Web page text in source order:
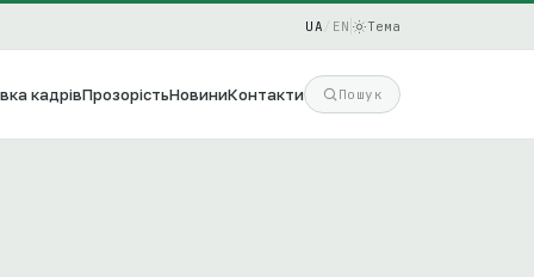
UA EN Тема
кадрівПрозорістьНовиниКонтакти Пошук